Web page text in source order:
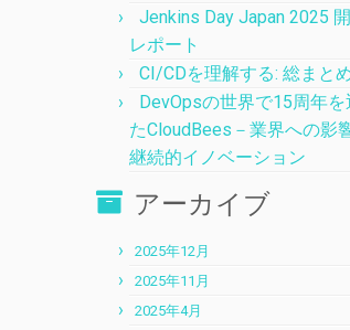
Jenkins Day Japan 2025
レポート
CI/CDを理解する: 総まと
DevOpsの世界で15周年を
たCloudBees－業界への影
継続的イノベーション
アーカイブ
2025年12月
2025年11月
2025年4月